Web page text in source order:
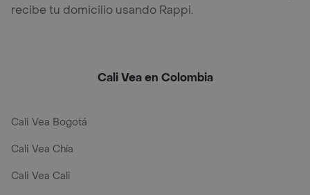
recibe tu domicilio usando Rappi.
Cali Vea en Colombia
Cali Vea Bogotá
Cali Vea Chía
Cali Vea Cali